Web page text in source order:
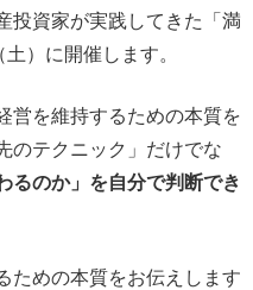
投資家が実践してきた「満
）に開催します。
営を維持するための本質を
のテクニック」だけでな
るのか」を自分で判断でき
ための本質をお伝えします